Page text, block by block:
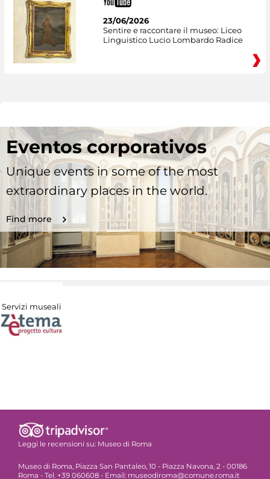
23/06/2026
Sentire e raccontare il museo: Liceo
Linguistico Lucio Lombardo Radice
Eventos corporativos
Unique events in some of the most
extraordinary places in the world.
Find more
Servizi museali
Leggi le recensioni su: Museo di Roma
Museo di Roma, Piazza San Pantaleo, 10 - Piazza Navona, 2 - 00186
Roma - Tel. +39 060608 - Email: museodiroma@comune.roma.it